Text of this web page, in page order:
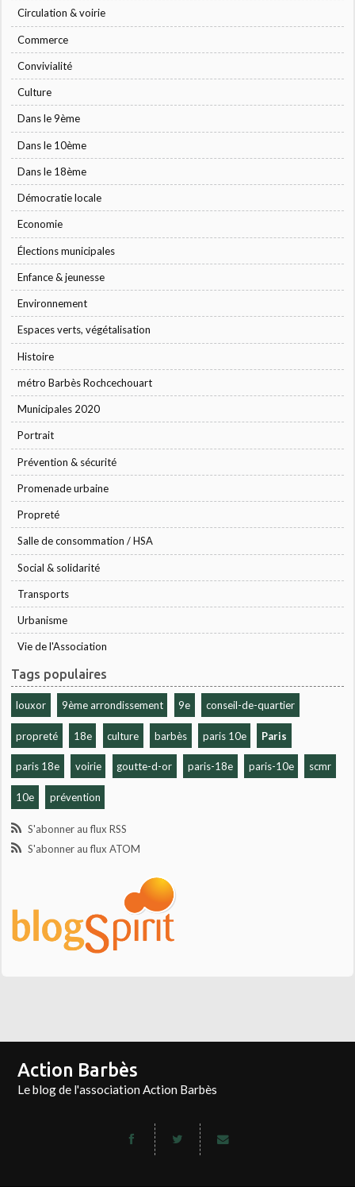
Circulation & voirie
Commerce
Convivialité
Culture
Dans le 9ème
Dans le 10ème
Dans le 18ème
Démocratie locale
Economie
Élections municipales
Enfance & jeunesse
Environnement
Espaces verts, végétalisation
Histoire
métro Barbès Rochcechouart
Municipales 2020
Portrait
Prévention & sécurité
Promenade urbaine
Propreté
Salle de consommation / HSA
Social & solidarité
Transports
Urbanisme
Vie de l'Association
Tags populaires
louxor 9ème arrondissement 9e conseil-de-quartier
propreté 18e culture barbès paris 10e Paris
paris 18e voirie goutte-d-or paris-18e paris-10e scmr
10e prévention
S'abonner au flux RSS
S'abonner au flux ATOM
Action Barbès
Le blog de l'association Action Barbès